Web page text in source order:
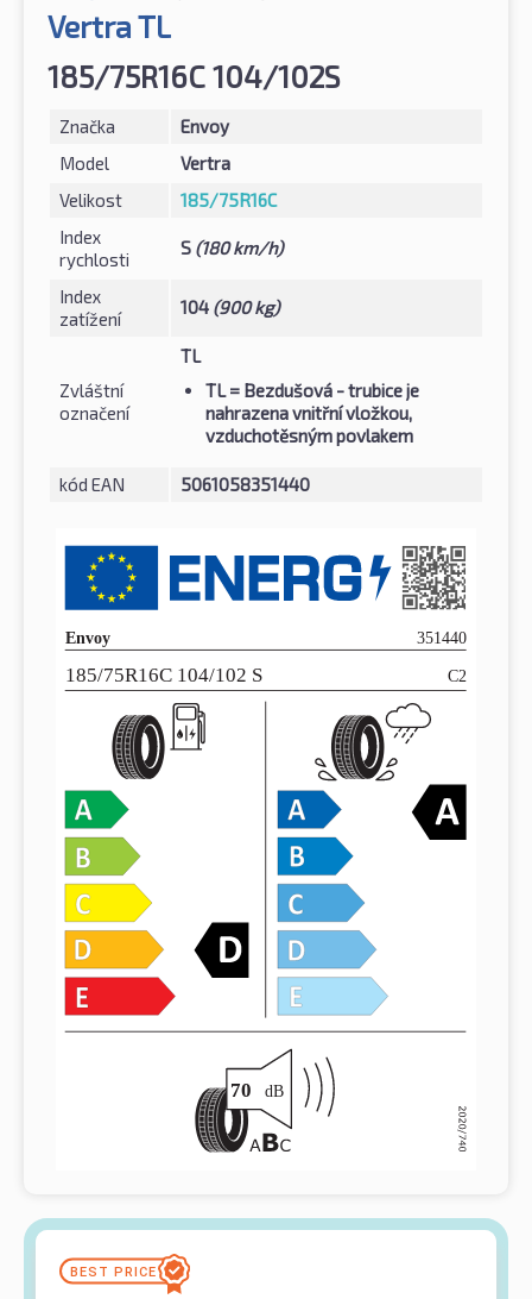
Vertra TL
185/75R16C 104/102S
Značka
Envoy
Model
Vertra
Velikost
185/75R16C
Index
rychlosti
S (180 km/h)
Index
zatížení
104 (900 kg)
Zvláštní
označení
TL
TL= Bezdušová - trubice je
nahrazena vnitřní vložkou,
vzduchotěsným povlakem
kód EAN 5061058351440